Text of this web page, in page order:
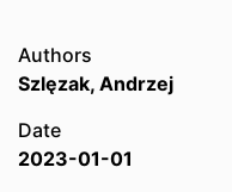
Authors
Szlęzak, Andrzej
Date
2023-01-01